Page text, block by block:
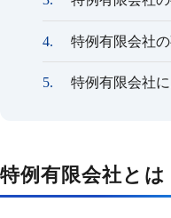
特例有限会社
特例有限会社
特例有限会社とは